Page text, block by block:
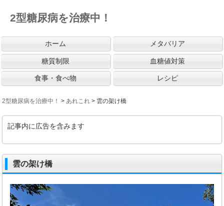
2型糖尿病を治療中！
ホーム メタバリア
糖質制限 血糖値対策
食事・食べ物 レシピ
2型糖尿病を治療中！ >あれこれ > 雲の架け橋
記事内に広告を含みます
雲の架け橋